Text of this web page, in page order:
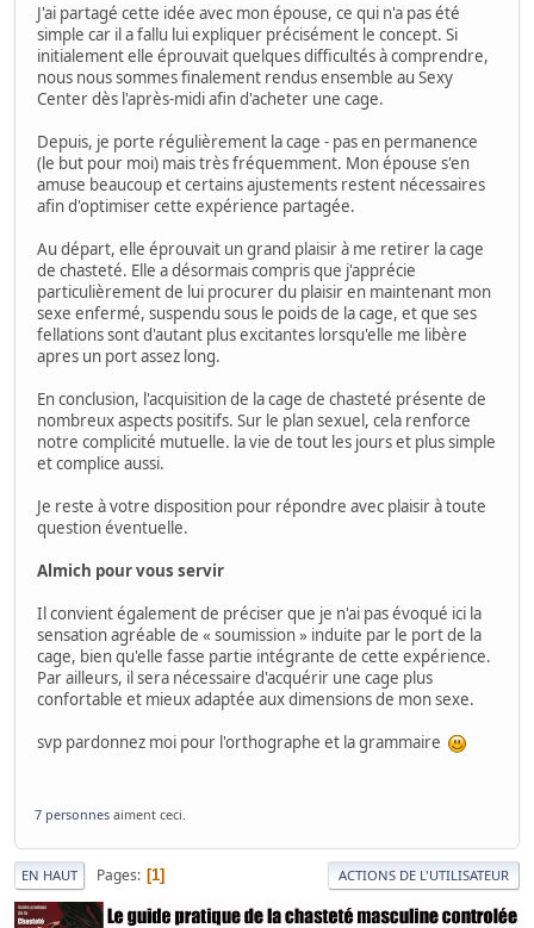
J'ai partagé cette idée avec mon épouse, ce qui n'a pas été
simple car il a fallu lui expliquer précisément le concept. Si
initialement elle éprouvait quelques difficultés à comprendre,
nous nous sommes finalement rendus ensemble au Sexy
Center dès l'après-midi afin d'acheter une cage.
Depuis, je porte régulièrement la cage - pas en permanence
(le but pour moi) mais très fréquemment. Mon épouse s'en
amuse beaucoup et certains ajustements restent nécessaires
afin d'optimiser cette expérience partagée.
Au départ, elle éprouvait un grand plaisir à me retirer la cage
de chasteté. Elle a désormais compris que j'apprécie
particulièrement de lui procurer du plaisir en maintenant mon
sexe enfermé, suspendu sous le poids de la cage, et que ses
fellations sont d'autant plus excitantes lorsqu'elle me libère
apres un port assez long.
En conclusion, l'acquisition de la cage de chasteté présente de
nombreux aspects positifs. Sur le plan sexuel, cela renforce
notre complicité mutuelle. la vie de tout les jours et plus simple
et complice aussi.
Je reste à votre disposition pour répondre avec plaisir à toute
question éventuelle.
Almich pour vous servir
Il convient également de préciser que je n'ai pas évoqué ici la
sensation agréable de « soumission » induite par le port de la
cage, bien qu'elle fasse partie intégrante de cette expérience.
Par ailleurs, il sera nécessaire d'acquérir une cage plus
confortable et mieux adaptée aux dimensions de mon sexe.
svp pardonnez moi pour l'orthographe et la grammaire
7 personnes aiment ceci.
EN HAUT Pages 1 ACTIONS DE L'UTILISATEUR